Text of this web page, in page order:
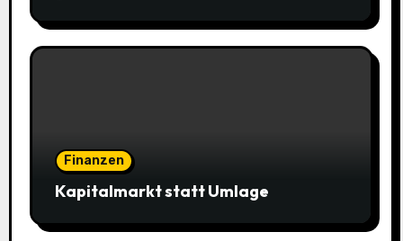
Finanzen
Kapitalmarkt statt Umlage